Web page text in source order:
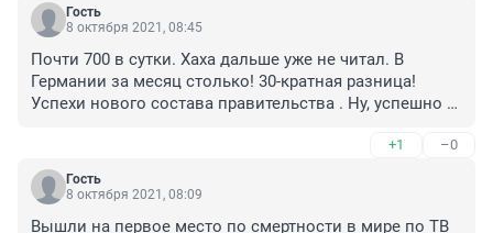
Гость
8 октября 2021, 08:45
Почти 700 в сутки. Хаха дальше уже не читал. В
Германии за месяц столько! 30-кратная разница!
Успехи нового состава правительства . Ну, успешно
круче чем где-либо. Конверт Пандоры вскрыл
преступления кого-угодно, кроме российских
преступников. Ни одного из России не назвали по ТВ.
+1 –0
Гость
8 октября 2021, 08:09
Вышли на первое место по смертности в мире по ТВ